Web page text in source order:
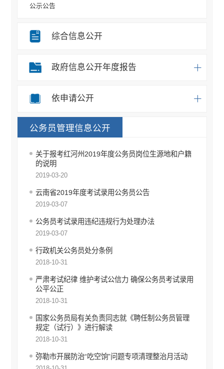
公示公告
重大决策事项
办事统计
应急预案
税收管理信息公开
安全生产信息公开
财政信息公开
行政审批信息公开
审计信息公开
住房保障信息公开
重大建设项目信息公开
国有土地上房屋征收补偿信息公开
自然资源政务公开
不动产登记公告
征地信息公开
工商登记和事中事后监管信息公开
食品药品安全信息公开
教育信息公开
文化旅游信息公开
综合信息公开
政府信息公开年度报告
依申请公开
公务员管理信息公开
关于报考红河州2019年度公务员岗位生源地和户籍
的说明
2019-03-20
云南省2019年度考试录用公务员公告
2019-03-07
公务员考试录用违纪违规行为处理办法
2019-03-07
行政机关公务员处分条例
2018-10-31
严肃考试纪律 维护考试公信力 确保公务员考试录用
公平公正
2018-10-31
国家公务员局有关负责同志就《聘任制公务员管理
规定（试行）》进行解读
2018-10-31
弥勒市开展防治“吃空饷”问题专项清理整治月活动